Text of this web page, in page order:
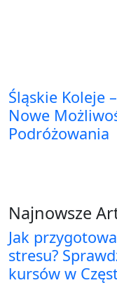
Śląskie Koleje –
Nowe
Podróżowania
Najnowsze
Jak
stresu?
kursów w